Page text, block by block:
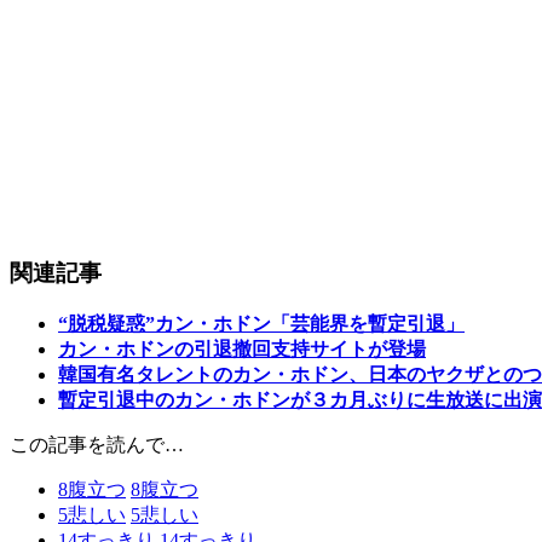
関連記事
“脱税疑惑”カン・ホドン「芸能界を暫定引退」
カン・ホドンの引退撤回支持サイトが登場
韓国有名タレントのカン・ホドン、日本のヤクザとの
暫定引退中のカン・ホドンが３カ月ぶりに生放送に出演
この記事を読んで…
8腹立つ 8腹立つ
5悲しい 5悲しい